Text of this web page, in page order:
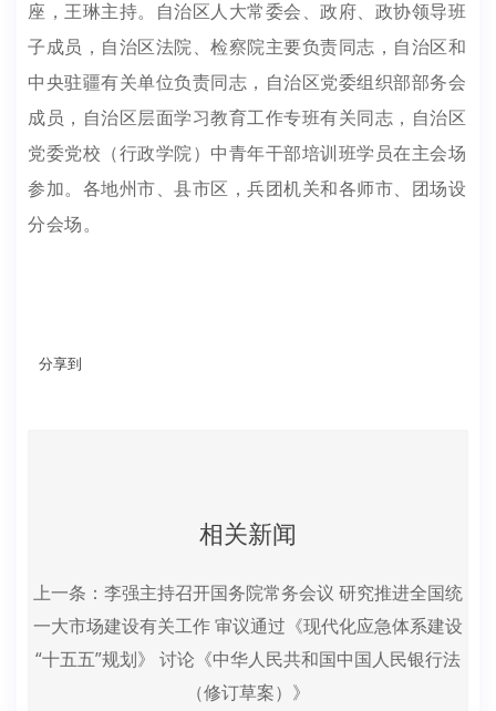
座，王琳主持。自治区人大常委会、政府、政协领导班
子成员，自治区法院、检察院主要负责同志，自治区和
中央驻疆有关单位负责同志，自治区党委组织部部务会
成员，自治区层面学习教育工作专班有关同志，自治区
党委党校（行政学院）中青年干部培训班学员在主会场
参加。各地州市、县市区，兵团机关和各师市、团场设
分会场。
分享到
相关新闻
上一条： 李强主持召开国务院常务会议 研究推进全国统
一大市场建设有关工作 审议通过《现代化应急体系建设
“十五五”规划》 讨论《中华人民共和国中国人民银行法
（修订草案）》